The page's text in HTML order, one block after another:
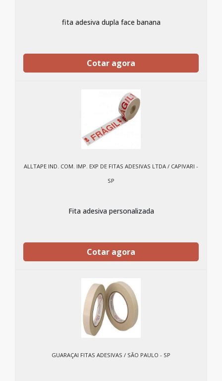
fita adesiva dupla face banana
Cotar agora
ALLTAPE IND. COM. IMP. EXP DE FITAS ADESIVAS LTDA / CAPIVARI -
SP
Fita adesiva personalizada
Cotar agora
GUARAÇAI FITAS ADESIVAS / SÃO PAULO - SP